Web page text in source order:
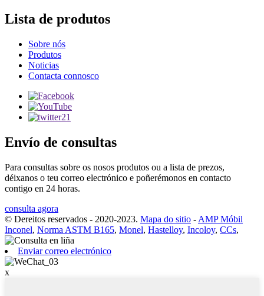
Lista de produtos
Sobre nós
Produtos
Noticias
Contacta connosco
Envío de consultas
Para consultas sobre os nosos produtos ou a lista de prezos,
déixanos o teu correo electrónico e poñerémonos en contacto
contigo en 24 horas.
consulta agora
© Dereitos reservados - 2020-2023. Mapa do sitio - AMP Móbil
Inconel, Norma ASTM B165, Monel, Hastelloy, Incoloy, CCs,
Enviar correo electrónico
x